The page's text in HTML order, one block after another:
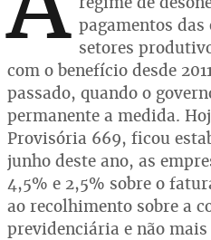
pagamentos
setores
com o benefício desde
passado, quando o
permanente a medida.
Provisória 669, ficou
junho deste ano, as
4,5% e 2,5% sobre o
ao recolhimento sobre a
previdenciária e não